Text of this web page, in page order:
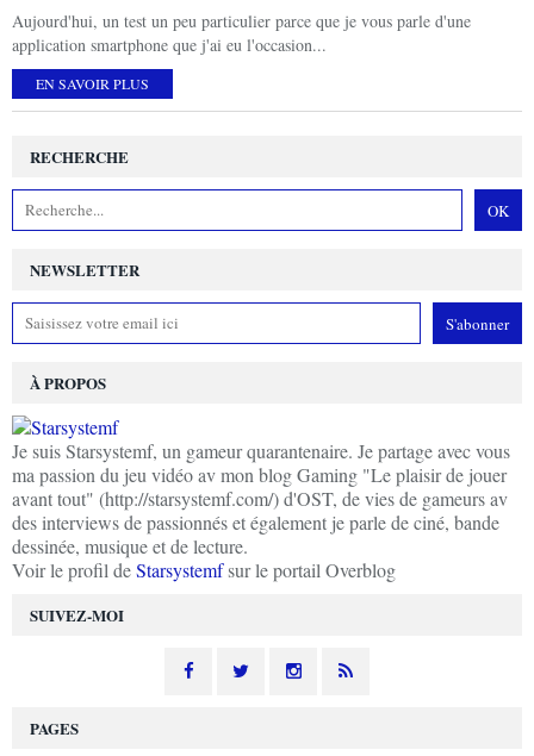
Aujourd'hui, un test un peu particulier parce que je vous parle d'une
application smartphone que j'ai eu l'occasion...
EN SAVOIR PLUS
NEWSLETTER
SUIVEZ-MOI
RECHERCHE
À PROPOS
Je suis Starsystemf, un gameur quarantenaire. Je partage avec vous
ma passion du jeu vidéo av mon blog Gaming "Le plaisir de jouer
avant tout" (http://starsystemf.com/) d'OST, de vies de gameurs av
des interviews de passionnés et également je parle de ciné, bande
dessinée, musique et de lecture.
Voir le profil deStarsystemfsur le portail Overblog
PAGES